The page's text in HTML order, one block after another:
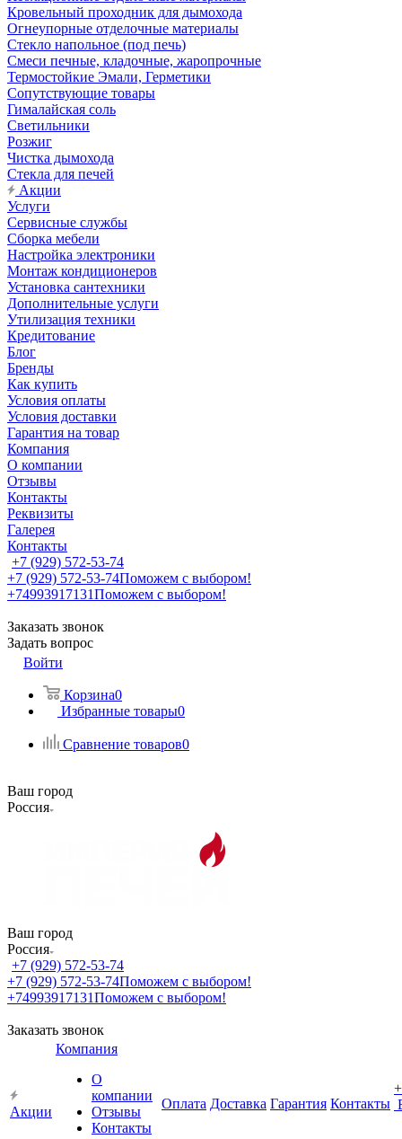
Кровельный проходник для дымохода
Огнеупорные отделочные материалы
Стекло напольное (под печь)
Смеси печные, кладочные, жаропрочные
Термостойкие Эмали, Герметики
Сопутствующие товары
Гималайская соль
Светильники
Розжиг
Чистка дымохода
Стекла для печей
Акции
Услуги
Сервисные службы
Сборка мебели
Настройка электроники
Монтаж кондиционеров
Установка сантехники
Дополнительные услуги
Утилизация техники
Кредитование
Блог
Бренды
Как купить
Условия оплаты
Условия доставки
Гарантия на товар
Компания
О компании
Отзывы
Контакты
Реквизиты
Галерея
Контакты
+7 (929) 572-53-74
+7 (929) 572-53-74Поможем с выбором!
+74993917131Поможем с выбором!
Заказать звонок
Задать вопрос
Войти
Корзина0
Избранные товары0
Сравнение товаров0
Ваш город
Россия
Ваш город
Россия
+7 (929) 572-53-74
+7 (929) 572-53-74Поможем с выбором!
+74993917131Поможем с выбором!
Заказать звонок
Акции
Компания
О
компании
Отзывы
Контакты
Оплата Доставка Гарантия Контакты
+